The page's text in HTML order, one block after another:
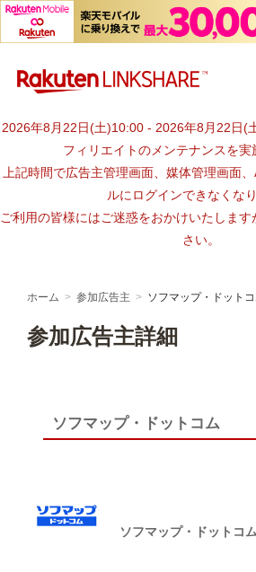
advertiser-html
2026年8月22日(土)10:00 - 2026年8月22日(
フィリエイトのメンテナンスを実
上記時間で広告主管理画面、媒体管理画面
ルにログインできなくなり
ご利用の皆様にはご迷惑をおかけいたしま
さい。
ホーム 参加広告主 ソフマップ・ドット
参加広告主詳細
ソフマップ・ドットコム
ソフマップ・ドットコム